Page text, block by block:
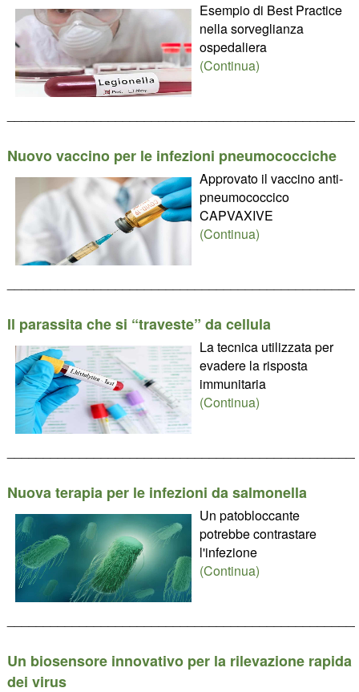
Esempio di Best Practice
nella sorveglianza
ospedaliera
(Continua)
Nuovo vaccino per le infezioni pneumococciche
Approvato il vaccino anti-
pneumococcico
CAPVAXIVE
(Continua)
Il parassita che si “traveste” da cellula
La tecnica utilizzata per
evadere la risposta
immunitaria
(Continua)
Nuova terapia per le infezioni da salmonella
Un patobloccante
potrebbe contrastare
l'infezione
(Continua)
Un biosensore innovativo per la rilevazione rapida
dei virus